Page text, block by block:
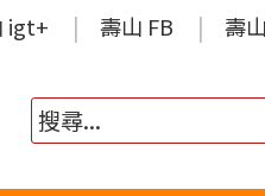
igt+ 壽山 FB 壽